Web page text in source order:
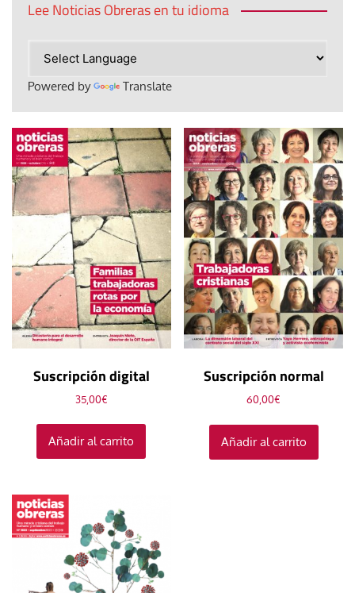
Lee Noticias Obreras en tu idioma
Powered by Translate
Suscripción digital
35,00€
Añadir al carrito
Suscripción normal
60,00€
Añadir al carrito